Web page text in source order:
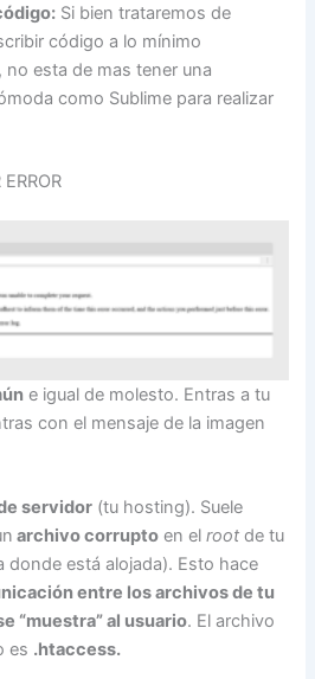
Si bien trataremos de
código a lo mínimo
no esta de mas tener una
como Sublime para realizar
e igual de molesto. Entras a tu
con el mensaje de la imagen
servidor (tu hosting). Suele
archivo corrupto en el root de tu
donde está alojada). Esto hace
entre los archivos de tu
“muestra” al usuario. El archivo
es .htaccess.